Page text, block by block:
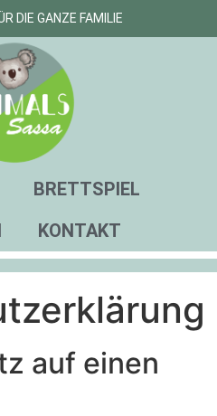
DIE GANZE FAMILIE
BRETTSPIEL
KONTAKT
auf einen